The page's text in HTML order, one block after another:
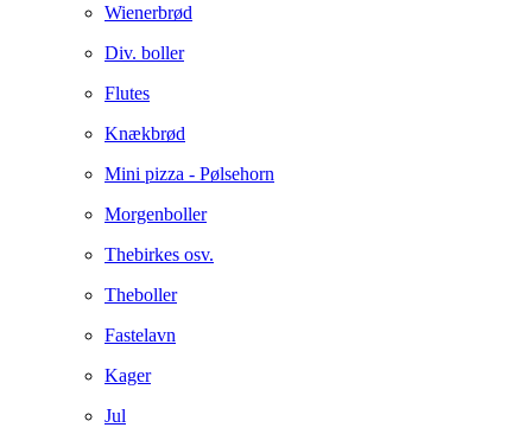
Wienerbrød
Div. boller
Flutes
Knækbrød
Mini pizza - Pølsehorn
Morgenboller
Thebirkes osv.
Theboller
Fastelavn
Kager
Jul